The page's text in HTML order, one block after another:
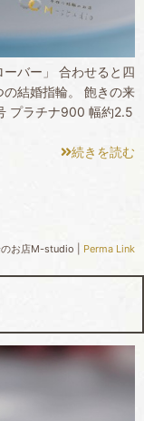
バー」 合わせると四
結婚指輪。 飽きの来
プラチナ900 幅約2.5
続きを読む
お店M-studio Perma Link